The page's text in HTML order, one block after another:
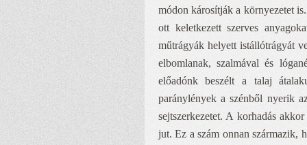
módon károsítják a környezetet
ott keletkezett szerves
műtrágyák helyett istállótrágyát
elbomlanak, szalmával és
előadónk beszélt a talaj
paránylények a szénből nyerik
sejtszerkezetet. A korhadás
jut. Ez a szám onnan származik,